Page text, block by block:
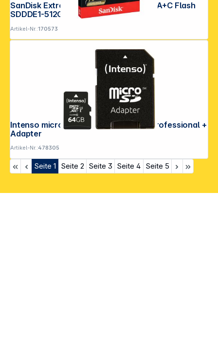
SanDisk Extreme Pro Dual 512GB USB A+C Flash
SDDDE1-512G-G46
Artikel-Nr.:170573
Intenso microSDXC 64GB C10 UHS-I Professional +
Adapter
Artikel-Nr.:478305
Seite 1 Seite 2 Seite 3 Seite 4 Seite 5